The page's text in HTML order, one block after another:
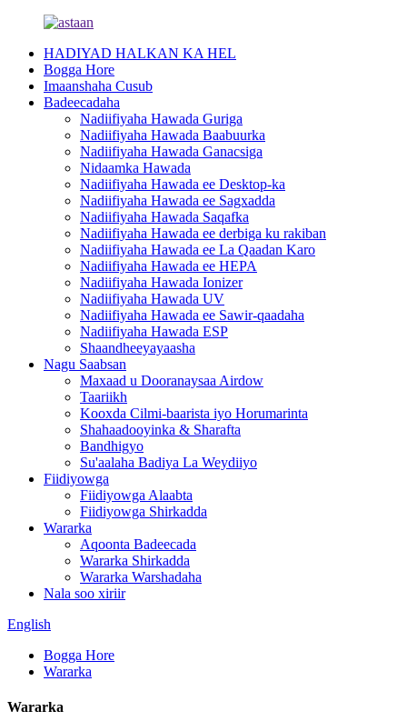
HADIYAD HALKAN KA HEL
Bogga Hore
Imaanshaha Cusub
Badeecadaha
Nadiifiyaha Hawada Guriga
Nadiifiyaha Hawada Baabuurka
Nadiifiyaha Hawada Ganacsiga
Nidaamka Hawada
Nadiifiyaha Hawada ee Desktop-ka
Nadiifiyaha Hawada ee Sagxadda
Nadiifiyaha Hawada Saqafka
Nadiifiyaha Hawada ee derbiga ku rakiban
Nadiifiyaha Hawada ee La Qaadan Karo
Nadiifiyaha Hawada ee HEPA
Nadiifiyaha Hawada Ionizer
Nadiifiyaha Hawada UV
Nadiifiyaha Hawada ee Sawir-qaadaha
Nadiifiyaha Hawada ESP
Shaandheeyayaasha
Nagu Saabsan
Maxaad u Dooranaysaa Airdow
Taariikh
Kooxda Cilmi-baarista iyo Horumarinta
Shahaadooyinka & Sharafta
Bandhigyo
Su'aalaha Badiya La Weydiiyo
Fiidiyowga
Fiidiyowga Alaabta
Fiidiyowga Shirkadda
Wararka
Aqoonta Badeecada
Wararka Shirkadda
Wararka Warshadaha
Nala soo xiriir
English
Bogga Hore
Wararka
Wararka